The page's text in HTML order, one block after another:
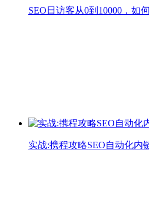
SEO日访客从0到10000，如
实战:携程攻略SEO自动化内